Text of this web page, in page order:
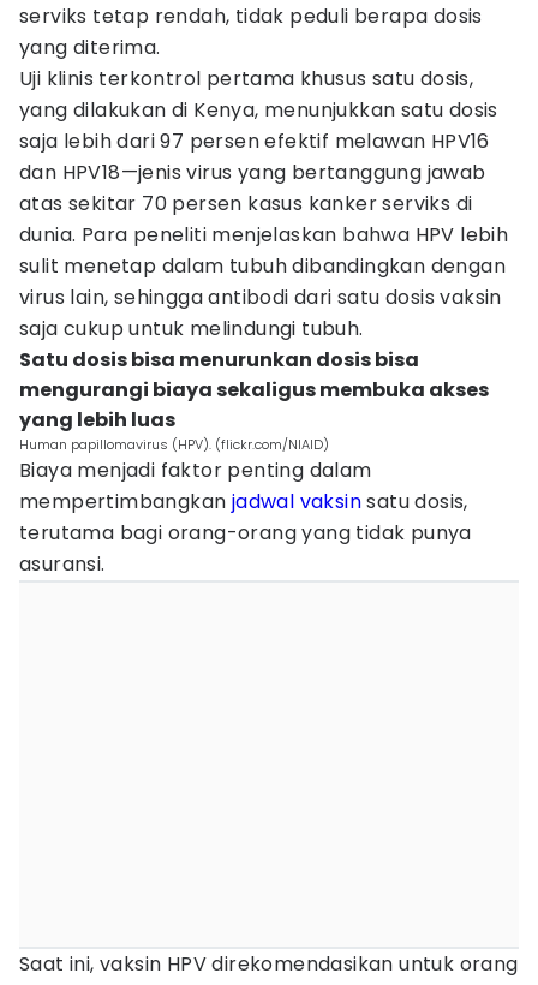
serviks tetap rendah, tidak peduli berapa dosis
yang diterima.
Uji klinis terkontrol pertama khusus satu dosis,
yang dilakukan di Kenya, menunjukkan satu dosis
saja lebih dari 97 persen efektif melawan HPV16
dan HPV18—jenis virus yang bertanggung jawab
atas sekitar 70 persen kasus kanker serviks di
dunia. Para peneliti menjelaskan bahwa HPV lebih
sulit menetap dalam tubuh dibandingkan dengan
virus lain, sehingga antibodi dari satu dosis vaksin
saja cukup untuk melindungi tubuh.
Satu dosis bisa menurunkan dosis bisa
mengurangi biaya sekaligus membuka akses
yang lebih luas
Human papillomavirus (HPV). (flickr.com/NIAID)
Biaya menjadi faktor penting dalam
mempertimbangkan jadwal vaksinsatu dosis,
terutama bagi orang-orang yang tidak punya
asuransi.
Saat ini, vaksin HPV direkomendasikan untuk orang